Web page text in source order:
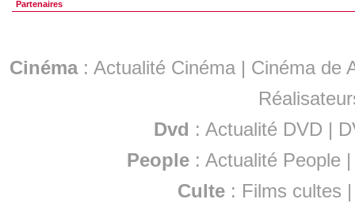
Partenaires
Cinéma: Actualité Cinéma | Cinéma de
Dvd : Actualité DVD |
People :Actualité People
Culte : Films cultes